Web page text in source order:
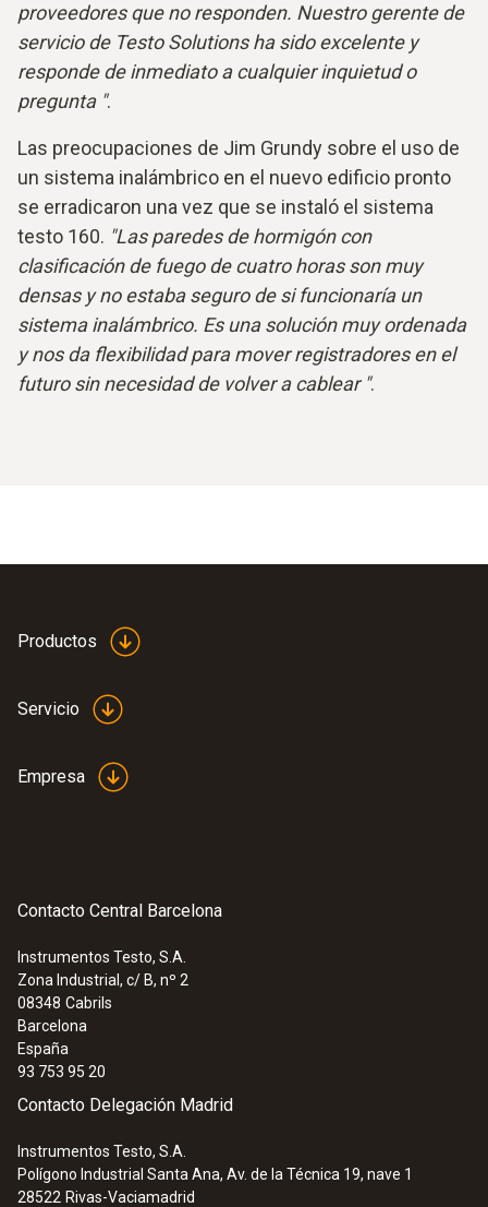
proveedores que no responden. Nuestro gerente de
servicio de Testo Solutions ha sido excelente y
responde de inmediato a cualquier inquietud o
pregunta ".
Las preocupaciones de Jim Grundy sobre el uso de
un sistema inalámbrico en el nuevo edificio pronto
se erradicaron una vez que se instaló el sistema
testo 160. "Las paredes de hormigón con
clasificación de fuego de cuatro horas son muy
densas y no estaba seguro de si funcionaría un
sistema inalámbrico. Es una solución muy ordenada
y nos da flexibilidad para mover registradores en el
futuro sin necesidad de volver a cablear ".
Productos
Servicio
Empresa
Contacto Central Barcelona
Instrumentos Testo, S.A.
Zona Industrial, c/ B, nº 2
08348 Cabrils
Barcelona
España
93 753 95 20
Contacto Delegación Madrid
Instrumentos Testo, S.A.
Polígono Industrial Santa Ana, Av. de la Técnica 19, nave 1
28522 Rivas-Vaciamadrid